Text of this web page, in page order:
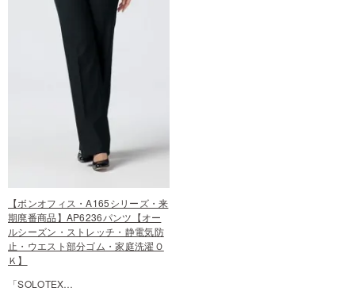
【ボンオフィス・A165シリーズ・来
期廃番商品】AP6236パンツ【オー
ルシーズン・ストレッチ・静電気防
止・ウエスト部分ゴム・家庭洗濯Ｏ
Ｋ】
「SOLOTEX…